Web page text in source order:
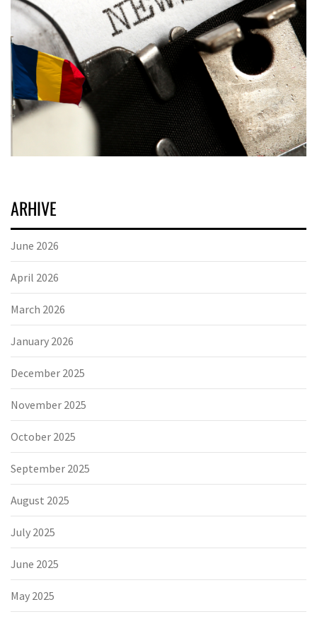
ARHIVE
June 2026
April 2026
March 2026
January 2026
December 2025
November 2025
October 2025
September 2025
August 2025
July 2025
June 2025
May 2025